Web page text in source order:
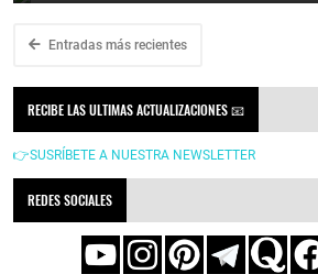
Entradas más recientes
RECIBE LAS ULTIMAS ACTUALIZACIONES 📧
👉SUSRÍBETE A NUESTRA NEWSLETTER
REDES SOCIALES